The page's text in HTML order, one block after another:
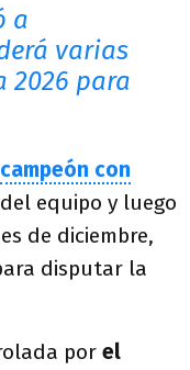
a
varias
2026 para
campeón con
equipo y luego
de diciembre,
disputar la
por el